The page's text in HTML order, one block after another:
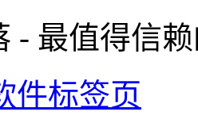
- 最值得信
件标签页